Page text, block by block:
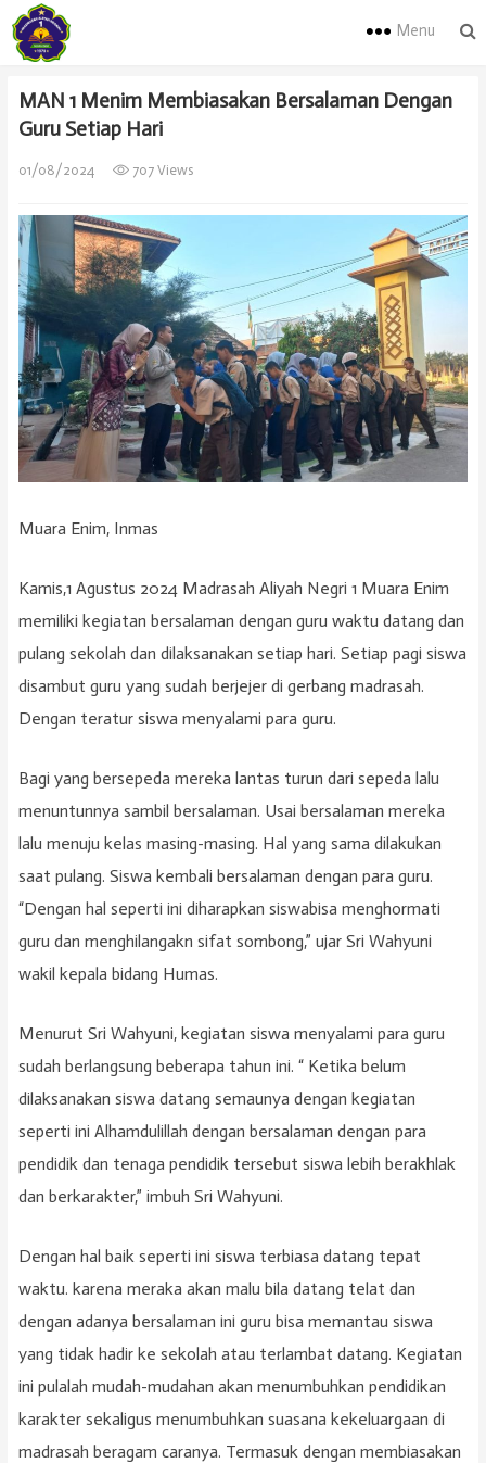
Menu
MAN 1 Menim Membiasakan Bersalaman Dengan
Guru Setiap Hari
01/08/2024 707 Views
Muara Enim, Inmas
Kamis,1 Agustus 2024 Madrasah Aliyah Negri 1 Muara Enim
memiliki kegiatan bersalaman dengan guru waktu datang dan
pulang sekolah dan dilaksanakan setiap hari. Setiap pagi siswa
disambut guru yang sudah berjejer di gerbang madrasah.
Dengan teratur siswa menyalami para guru.
Bagi yang bersepeda mereka lantas turun dari sepeda lalu
menuntunnya sambil bersalaman. Usai bersalaman mereka
lalu menuju kelas masing-masing. Hal yang sama dilakukan
saat pulang. Siswa kembali bersalaman dengan para guru.
“Dengan hal seperti ini diharapkan siswabisa menghormati
guru dan menghilangakn sifat sombong,” ujar Sri Wahyuni
wakil kepala bidang Humas.
Menurut Sri Wahyuni, kegiatan siswa menyalami para guru
sudah berlangsung beberapa tahun ini. “ Ketika belum
dilaksanakan siswa datang semaunya dengan kegiatan
seperti ini Alhamdulillah dengan bersalaman dengan para
pendidik dan tenaga pendidik tersebut siswa lebih berakhlak
dan berkarakter,” imbuh Sri Wahyuni.
Dengan hal baik seperti ini siswa terbiasa datang tepat
waktu. karena meraka akan malu bila datang telat dan
dengan adanya bersalaman ini guru bisa memantau siswa
yang tidak hadir ke sekolah atau terlambat datang. Kegiatan
ini pulalah mudah-mudahan akan menumbuhkan pendidikan
karakter sekaligus menumbuhkan suasana kekeluargaan di
madrasah beragam caranya. Termasuk dengan membiasakan